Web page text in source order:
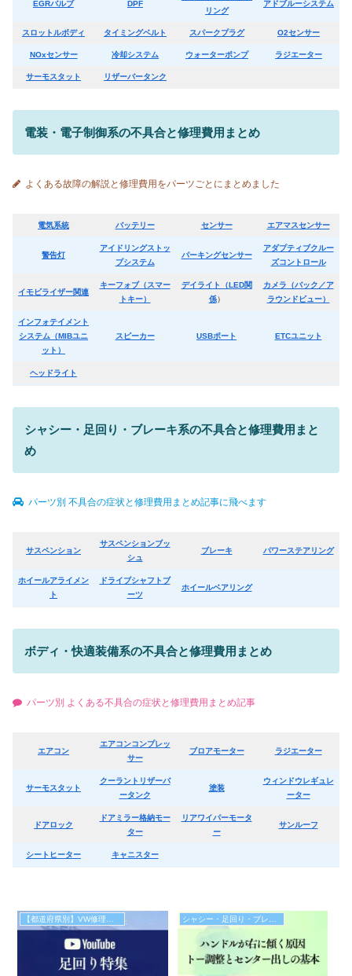
EGRバルブ DPF
リング
アドブルーシステム
スロットルボディ タイミングベルト スパークプラグ O2センサー
NOxセンサー 冷却システム ウォーターポンプ ラジエーター
サーモスタット リザーバータンク
電装・電子制御系の不具合と修理費用まとめ
よくある故障の解説と修理費用をパーツごとにまとめました
電気系統 バッテリー センサー エアマスセンサー
警告灯
アイドリングストッ
プシステム
パーキングセンサー
アダプティブクルー
ズコントロール
イモビライザー関連
キーフォブ（スマー
トキー）
デイライト（LED関
係）
カメラ（バック／ア
ラウンドビュー）
インフォテイメント
システム（MIBユニ
ット）
スピーカー USBポート ETCユニット
ヘッドライト
シャシー・足回り・ブレーキ系の不具合と修理費用まと
め
パーツ別 不具合の症状と修理費用まとめ記事に飛べます
サスペンション
サスペンションブッ
シュ
ブレーキ パワーステアリング
ホイールアライメン
ト
ドライブシャフトブ
ーツ
ホイールベアリング
ボディ・快適装備系の不具合と修理費用まとめ
パーツ別 よくある不具合の症状と修理費用まとめ記事
エアコン
エアコンコンプレッ
サー
ブロアモーター ラジエーター
サーモスタット
クーラントリザーバ
ータンク
塗装
ウィンドウレギュレ
ーター
ドアロック
ドアミラー格納モー
ター
リアワイパーモータ
ー
サンルーフ
シートヒーター キャニスター